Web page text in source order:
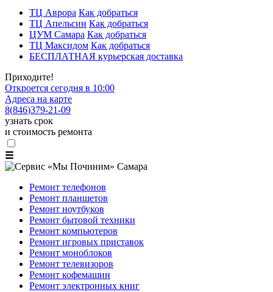
ТЦ Аврора Как добраться
ТЦ Апельсин Как добраться
ЦУМ Самара Как добраться
ТЦ Максидом Как добраться
БЕСПЛАТНАЯ курьерская доставка
Приходите!
Откроется сегодня в 10:00
Адреса на карте
8(846)379-21-09
узнать срок
и стоимость ремонта
☰
Ремонт телефонов
Ремонт планшетов
Ремонт ноутбуков
Ремонт бытовой техники
Ремонт компьютеров
Ремонт игровых приставок
Ремонт моноблоков
Ремонт телевизоров
Ремонт кофемашин
Ремонт электронных книг